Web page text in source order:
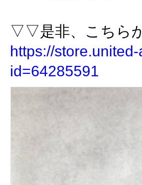
▽▽是非、こちら
https://
id=64285591